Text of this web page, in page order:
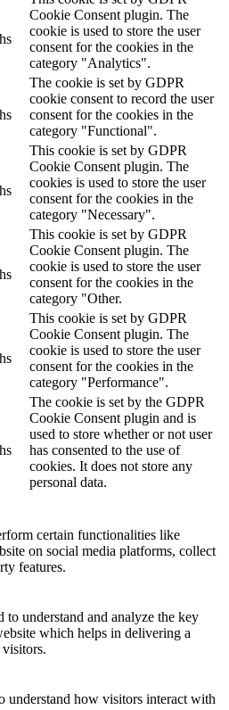
Cookie Consent plugin. The
cookie is used to store the user
consent for the cookies in the
category "Analytics".
The cookie is set by GDPR
cookie consent to record the user
consent for the cookies in the
category "Functional".
This cookie is set by GDPR
Cookie Consent plugin. The
cookies is used to store the user
consent for the cookies in the
category "Necessary".
This cookie is set by GDPR
Cookie Consent plugin. The
cookie is used to store the user
consent for the cookies in the
category "Other.
This cookie is set by GDPR
Cookie Consent plugin. The
cookie is used to store the user
consent for the cookies in the
category "Performance".
The cookie is set by the GDPR
Cookie Consent plugin and is
used to store whether or not user
has consented to the use of
cookies. It does not store any
personal data.
certain functionalities like
on social media platforms, collect
features.
to understand and analyze the key
which helps in delivering a
visitors.
understand how visitors interact with